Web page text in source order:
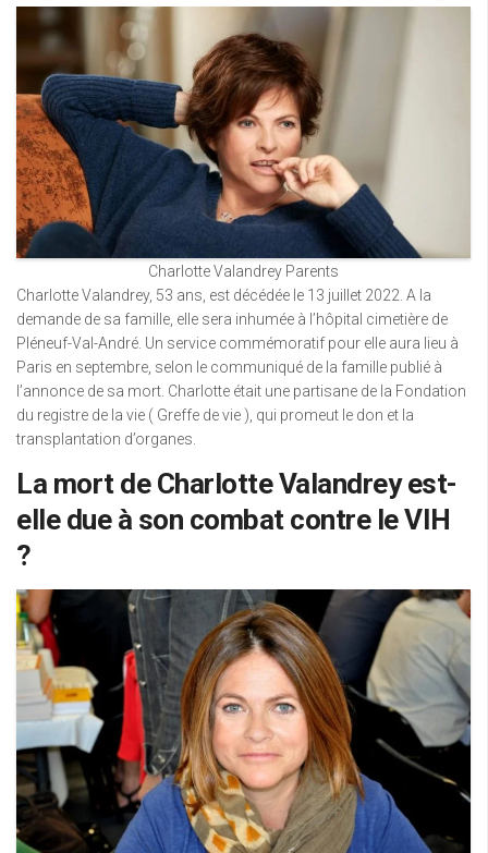
Charlotte Valandrey Parents
Charlotte Valandrey, 53 ans, est décédée le 13 juillet 2022. A la
demande de sa famille, elle sera inhumée à l’hôpital cimetière de
Pléneuf-Val-André. Un service commémoratif pour elle aura lieu à
Paris en septembre, selon le communiqué de la famille publié à
l’annonce de sa mort. Charlotte était une partisane de la Fondation
du registre de la vie ( Greffe de vie ), qui promeut le don et la
transplantation d’organes.
La mort de Charlotte Valandrey est-
elle due à son combat contre le VIH
?